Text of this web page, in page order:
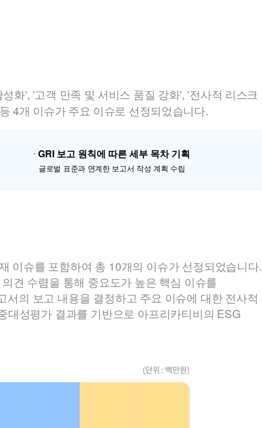
화', '고객 만족 및 서비스 품질 강화', '전사적 리스크
4개 이슈가 주요 이슈로 선정되었습니다.
GRI 보고 원칙에 따른 세부 목차 기획
글로벌 표준과 연계한 보고서 작성 계획 수립
이슈를 포함하여 총 10개의 이슈가 선정되었습니다.
견 수렴을 통해 중요도가 높은 핵심 이슈를
의 보고 내용을 결정하고 주요 이슈에 대한 전사적
성평가 결과를 기반으로 아프리카티비의 ESG